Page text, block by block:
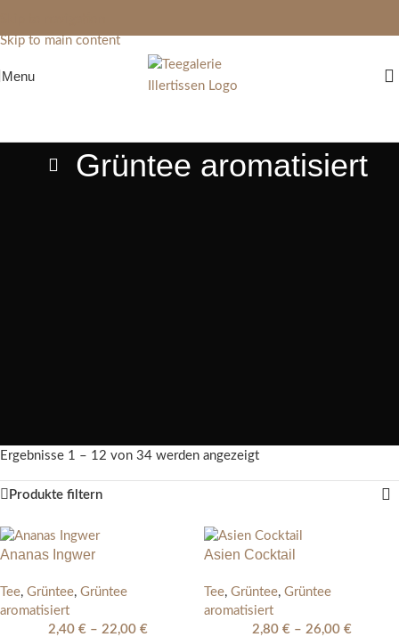
Skip to main content
Menu
Grüntee aromatisiert
Ergebnisse 1 – 12 von 34 werden angezeigt
Produkte filtern
Ananas Ingwer
Tee, Grüntee, Grüntee
aromatisiert
2,40 € – 22,00 €
Asien Cocktail
Tee, Grüntee, Grüntee
aromatisiert
2,80 € – 26,00 €